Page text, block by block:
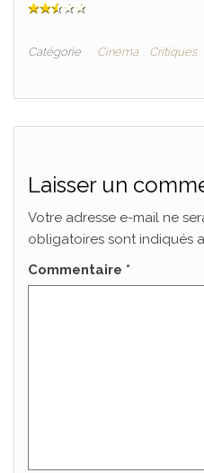
Catégorie Cinéma Critiques
Laisser un
Votre adresse e-mail ne
obligatoires sont indiqués
Commentaire *